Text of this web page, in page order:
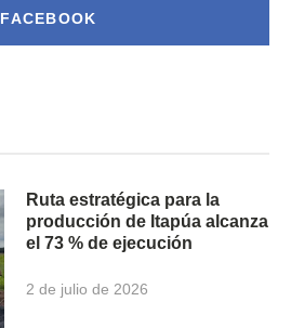
FACEBOOK
Ruta estratégica para la
producción de Itapúa alcanza
el 73 % de ejecución
2 de julio de 2026